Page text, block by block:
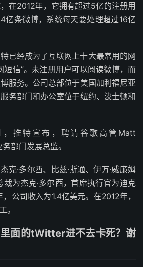
在2012年，它拥有超过5亿的注册用
亿条微博，系统每天要处理超过16亿
已经成为了互联网上十大最常用的网
短信”。未注册用户可以阅读微博，而
服务。公司总部位于美国加利福尼亚
务部门和办公室位于纽约、波士顿和
，推特宣布，聘请谷歌高管Matt
部门发展总监。
克·多尔西、比兹·斯通、伊万·威廉姆
裁为杰克·多尔西，首席执行官为迪克
公司收入为1.4亿美元。在2012年，
。
面的tWitter进不去卡死？谢